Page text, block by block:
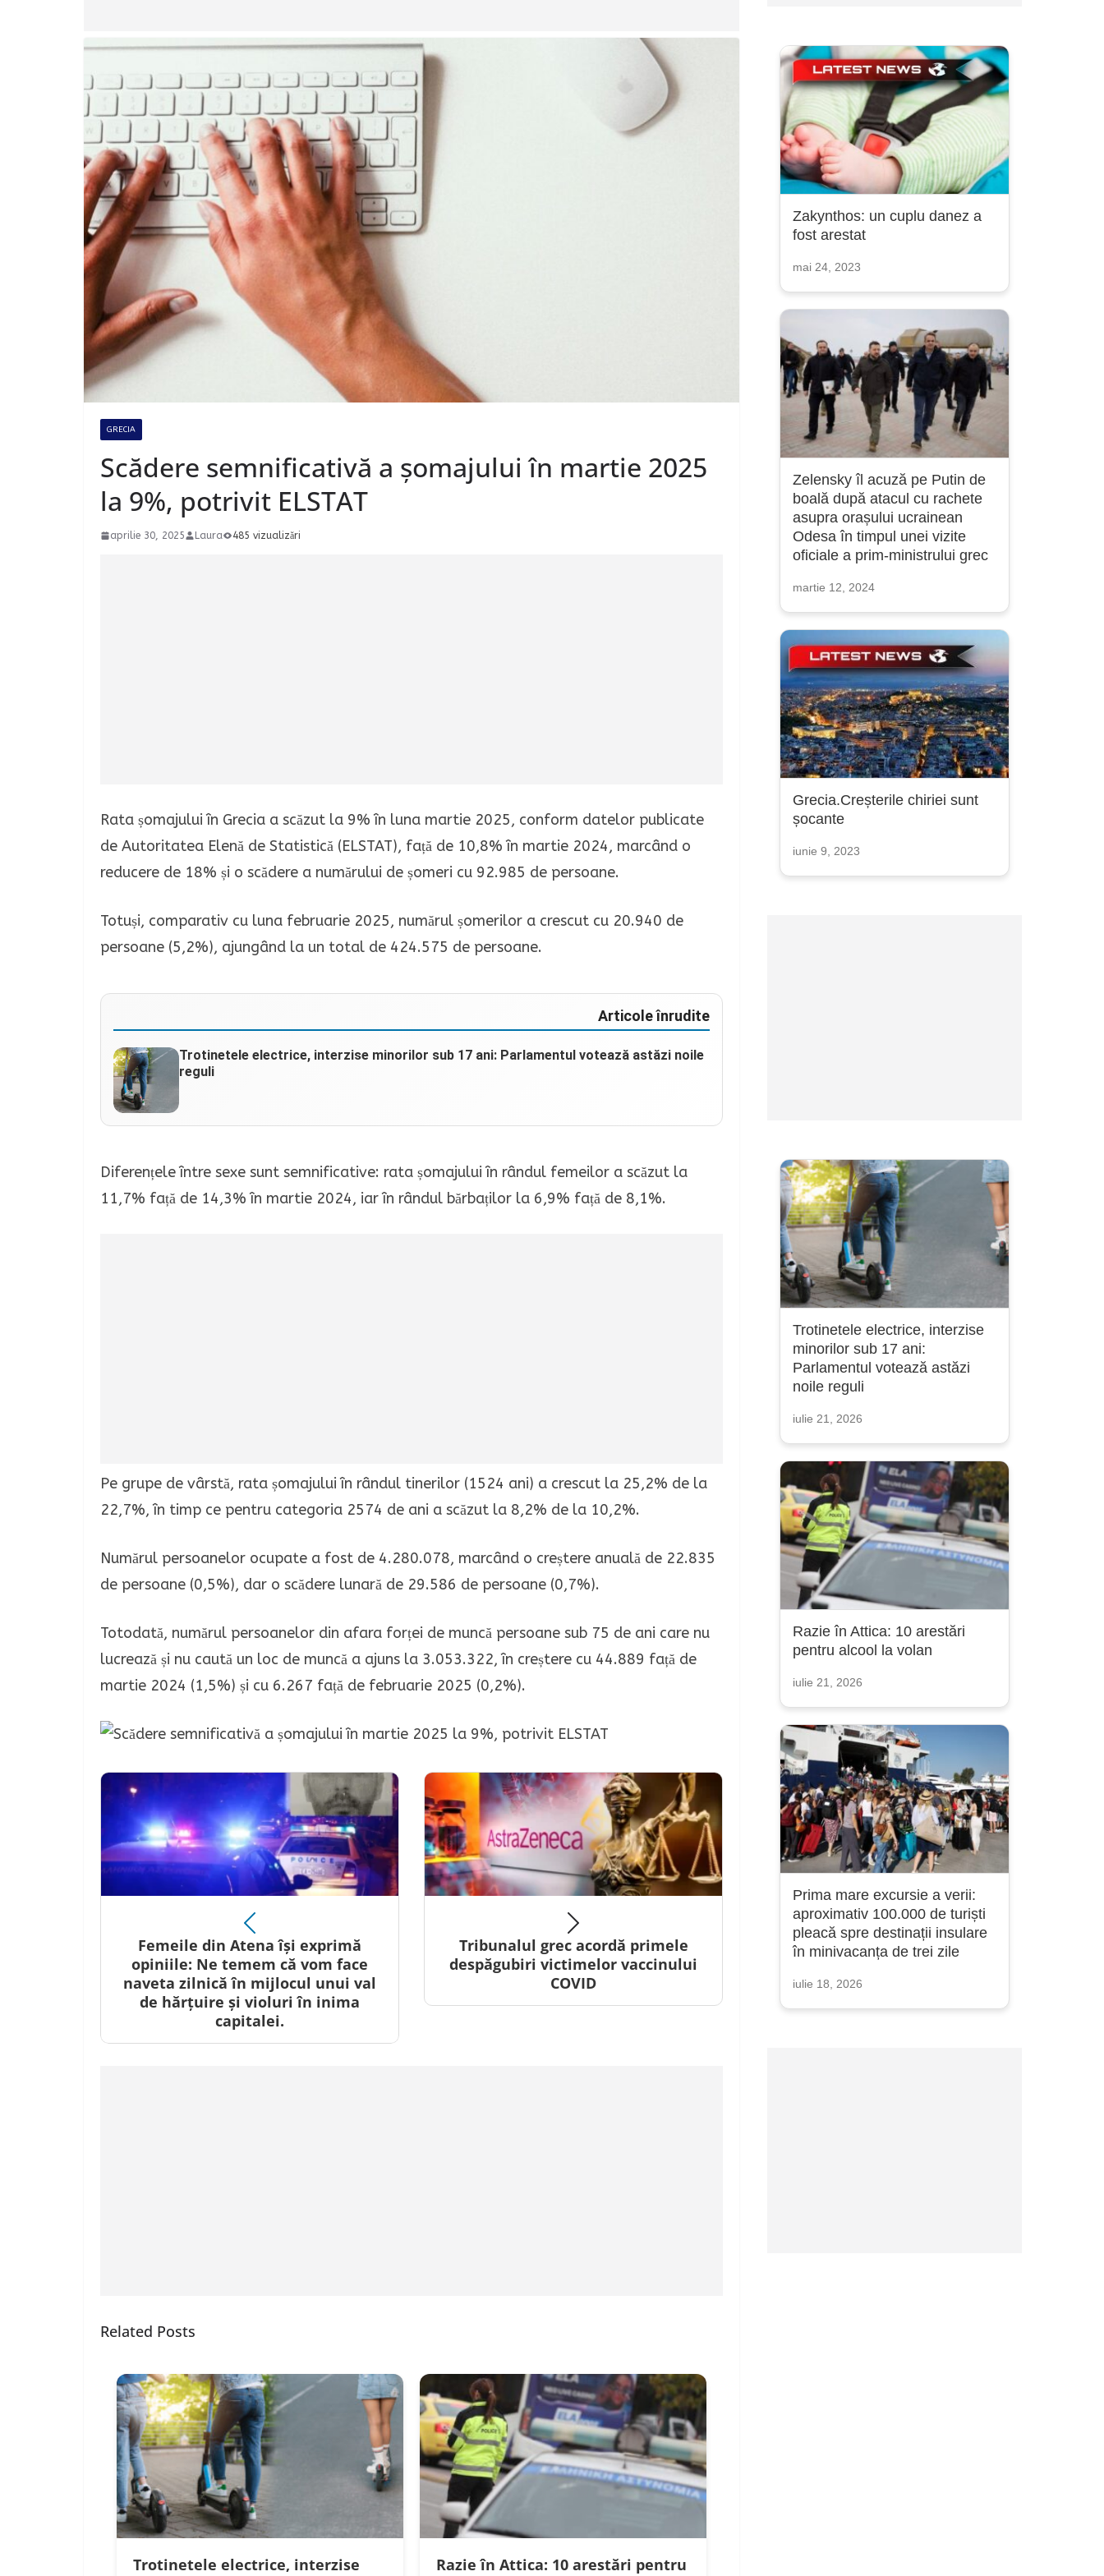
GRECIA
Scădere semnificativă a șomajului în martie 2025
la 9%, potrivit ELSTAT
aprilie 30, 2025 Laura 485 vizualizări
Rata șomajului în Grecia a scăzut la 9% în luna martie 2025, conform datelor publicate
de Autoritatea Elenă de Statistică (ELSTAT), față de 10,8% în martie 2024, marcând o
reducere de 18% și o scădere a numărului de șomeri cu 92.985 de persoane.
Totuși, comparativ cu luna februarie 2025, numărul șomerilor a crescut cu 20.940 de
persoane (5,2%), ajungând la un total de 424.575 de persoane.
Articole înrudite
Trotinetele electrice, interzise minorilor sub 17 ani: Parlamentul votează astăzi noile
reguli
Diferențele între sexe sunt semnificative: rata șomajului în rândul femeilor a scăzut la
11,7% față de 14,3% în martie 2024, iar în rândul bărbaților la 6,9% față de 8,1%.
Pe grupe de vârstă, rata șomajului în rândul tinerilor (1524 ani) a crescut la 25,2% de la
22,7%, în timp ce pentru categoria 2574 de ani a scăzut la 8,2% de la 10,2%.
Numărul persoanelor ocupate a fost de 4.280.078, marcând o creștere anuală de 22.835
de persoane (0,5%), dar o scădere lunară de 29.586 de persoane (0,7%).
Totodată, numărul persoanelor din afara forței de muncă persoane sub 75 de ani care nu
lucrează și nu caută un loc de muncă a ajuns la 3.053.322, în creștere cu 44.889 față de
martie 2024 (1,5%) și cu 6.267 față de februarie 2025 (0,2%).
Femeile din Atena își exprimă
opiniile: Ne temem că vom face
naveta zilnică în mijlocul unui val
de hărțuire și violuri în inima
capitalei.
Tribunalul grec acordă primele
despăgubiri victimelor vaccinului
COVID
Related Posts
Trotinetele electrice, interzise
Razie în Attica: 10 arestări pentru
Zakynthos: un cuplu danez a
fost arestat
mai 24, 2023
Zelensky îl acuză pe Putin de
boală după atacul cu rachete
asupra orașului ucrainean
Odesa în timpul unei vizite
oficiale a prim-ministrului grec
martie 12, 2024
Grecia.Creșterile chiriei sunt
șocante
iunie 9, 2023
Trotinetele electrice, interzise
minorilor sub 17 ani:
Parlamentul votează astăzi
noile reguli
iulie 21, 2026
Razie în Attica: 10 arestări
pentru alcool la volan
iulie 21, 2026
Prima mare excursie a verii:
aproximativ 100.000 de turiști
pleacă spre destinații insulare
în minivacanța de trei zile
iulie 18, 2026